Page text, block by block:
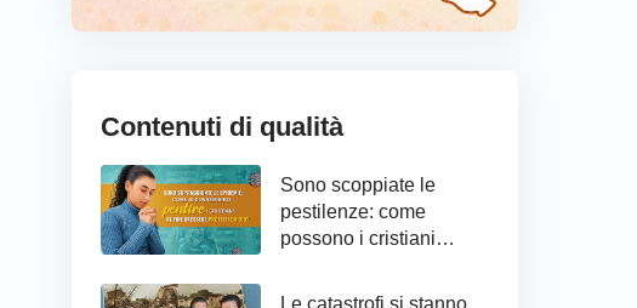
Contenuti di qualità
Sono scoppiate le
pestilenze: come
possono i cristiani
pentimento ed essere